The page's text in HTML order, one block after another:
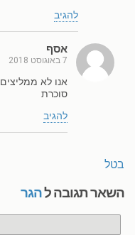
להגיב
אסף
7 באוגוסט 2018
אנו לא
סוכרת
להגיב
בטל
השאר תגובה להגר